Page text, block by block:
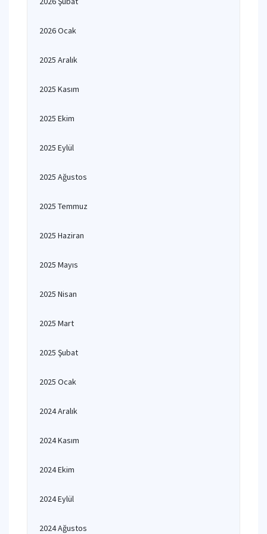
2026 Ocak
2025 Aralık
2025 Kasım
2025 Ekim
2025 Eylül
2025 Ağustos
2025 Temmuz
2025 Haziran
2025 Mayıs
2025 Nisan
2025 Mart
2025 Şubat
2025 Ocak
2024 Aralık
2024 Kasım
2024 Ekim
2024 Eylül
2024 Ağustos